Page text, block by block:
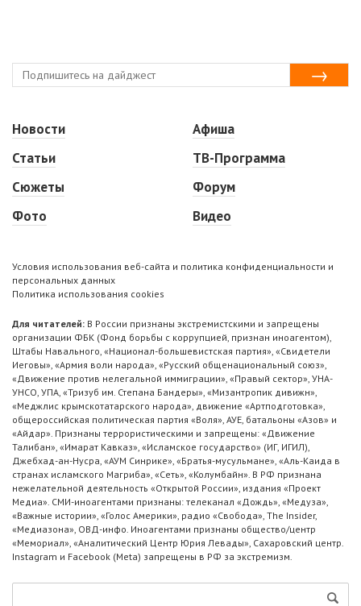
Новости
Статьи
Сюжеты
Фото
Афиша
ТВ-Программа
Форум
Видео
Условия использования веб-сайта и политика конфиденциальности и
персональных данных
Политика использования cookies
Для читателей: В России признаны экстремистскими и запрещены
организации ФБК (Фонд борьбы с коррупцией, признан иноагентом),
Штабы Навального, «Национал-большевистская партия», «Свидетели
Иеговы», «Армия воли народа», «Русский общенациональный союз»,
«Движение против нелегальной иммиграции», «Правый сектор», УНА-
УНСО, УПА, «Тризуб им. Степана Бандеры», «Мизантропик дивижн»,
«Меджлис крымскотатарского народа», движение «Артподготовка»,
общероссийская политическая партия «Воля», АУЕ, батальоны «Азов» и
«Айдар». Признаны террористическими и запрещены: «Движение
Талибан», «Имарат Кавказ», «Исламское государство» (ИГ, ИГИЛ),
Джебхад-ан-Нусра, «АУМ Синрике», «Братья-мусульмане», «Аль-Каида в
странах исламского Магриба», «Сеть», «Колумбайн». В РФ признана
нежелательной деятельность «Открытой России», издания «Проект
Медиа». СМИ-иноагентами признаны: телеканал «Дождь», «Медуза»,
«Важные истории», «Голос Америки», радио «Свобода», The Insider,
«Медиазона», ОВД-инфо. Иноагентами признаны общество/центр
«Мемориал», «Аналитический Центр Юрия Левады», Сахаровский центр.
Instagram и Facebook (Metа) запрещены в РФ за экстремизм.